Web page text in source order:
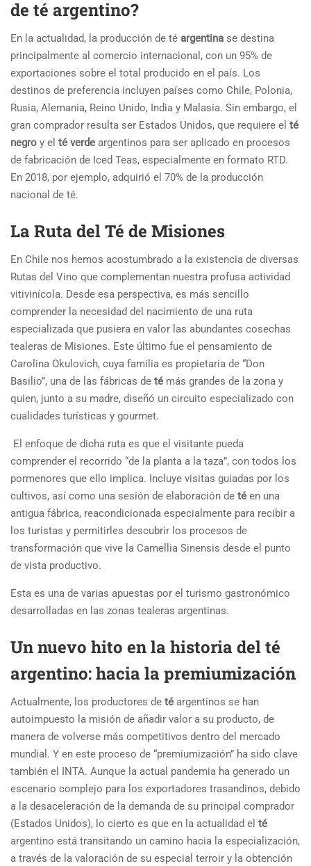
de té argentino?
En la actualidad, la producción de té argentina se destina
principalmente al comercio internacional, con un 95% de
exportaciones sobre el total producido en el país. Los
destinos de preferencia incluyen países como Chile, Polonia,
Rusia, Alemania, Reino Unido, India y Malasia. Sin embargo, el
gran comprador resulta ser Estados Unidos, que requiere el té
negro y el té verde argentinos para ser aplicado en procesos
de fabricación de Iced Teas, especialmente en formato RTD.
En 2018, por ejemplo, adquirió el 70% de la producción
nacional de té.
La Ruta del Té de Misiones
En Chile nos hemos acostumbrado a la existencia de diversas
Rutas del Vino que complementan nuestra profusa actividad
vitivinícola. Desde esa perspectiva, es más sencillo
comprender la necesidad del nacimiento de una ruta
especializada que pusiera en valor las abundantes cosechas
tealeras de Misiones. Este último fue el pensamiento de
Carolina Okulovich, cuya familia es propietaria de “Don
Basilio”, una de las fábricas de té más grandes de la zona y
quien, junto a su madre, diseñó un circuito especializado con
cualidades turísticas y gourmet.
El enfoque de dicha ruta es que el visitante pueda
comprender el recorrido “de la planta a la taza”, con todos los
pormenores que ello implica. Incluye visitas guiadas por los
cultivos, así como una sesión de elaboración de té en una
antigua fábrica, reacondicionada especialmente para recibir a
los turistas y permitirles descubrir los procesos de
transformación que vive la Camellia Sinensis desde el punto
de vista productivo.
Esta es una de varias apuestas por el turismo gastronómico
desarrolladas en las zonas tealeras argentinas.
Un nuevo hito en la historia del té
argentino: hacia la premiumización
Actualmente, los productores de té argentinos se han
autoimpuesto la misión de añadir valor a su producto, de
manera de volverse más competitivos dentro del mercado
mundial. Y en este proceso de “premiumización” ha sido clave
también el INTA. Aunque la actual pandemia ha generado un
escenario complejo para los exportadores trasandinos, debido
a la desaceleración de la demanda de su principal comprador
(Estados Unidos), lo cierto es que en la actualidad el té
argentino está transitando un camino hacia la especialización,
a través de la valoración de su especial terroir y la obtención